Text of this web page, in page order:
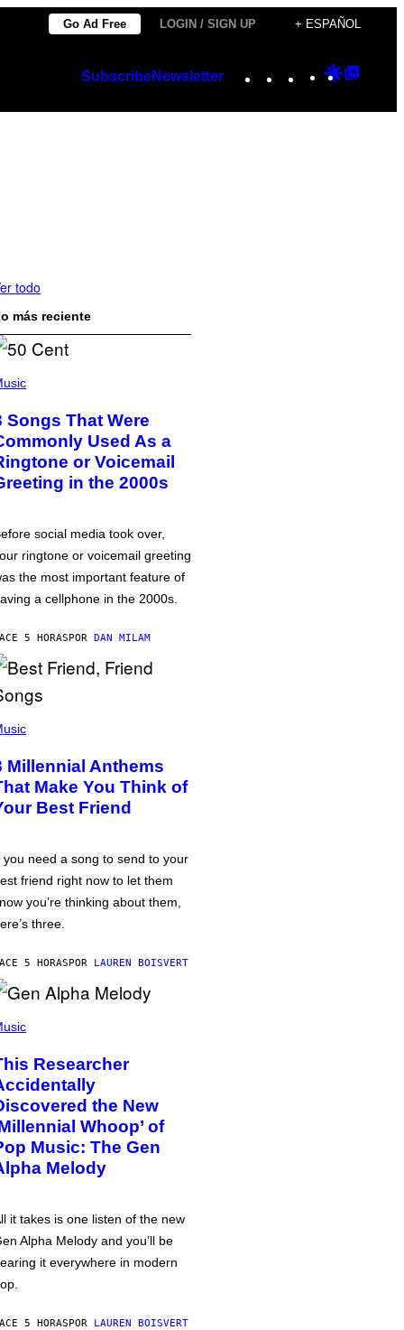
Go Ad Free LOGIN / SIGN UP + ESPAÑOL
SubscribeNewsletter Instagram
TikTok
YouTube
Google
todo
más reciente
Songs That Were
Used As a
or Voicemail
in the 2000s
social media took over,
ringtone or voicemail greeting
the most important feature of
a cellphone in the 2000s.
5 HORASPOR DAN MILAM
Millennial Anthems
Make You Think of
Best Friend
you need a song to send to your
friend right now to let them
you’re thinking about them,
three.
5 HORASPOR LAUREN BOISVERT
Researcher
the New
Whoop’ of
Music: The Gen
Melody
it takes is one listen of the new
Alpha Melody and you’ll be
it everywhere in modern
5 HORASPOR LAUREN BOISVERT